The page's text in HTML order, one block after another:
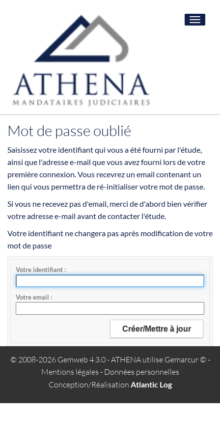
Toggle
Mot de passe oublié
Saisissez votre identifiant qui vous a été fourni par l'étude,
ainsi que l'adresse e-mail que vous avez fourni lors de votre
première connexion. Vous recevrez un email contenant un
lien qui vous permettra de ré-initialiser votre mot de passe.
Si vous ne recevez pas d'email, merci de d'abord bien vérifier
votre adresse e-mail avant de contacter l'étude.
Votre identifiant ne changera pas après modification de votre
mot de passe
Votre identifiant
Votre email
© 2008-2026 Gemweb 4.3.0- ATHENA utilise Gemarcur ©-
Mentions légales - Données personnelles
Conception/Réalisation Atlantic Log